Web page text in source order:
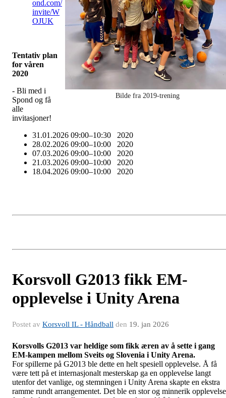
Bilde fra 2019-trening
ond.com/
invite/W
OJUK
Tentativ plan
for våren
2020
- Bli med i
Spond og få
alle
invitasjoner!
31.01.2026 09:00–10:30 2020
28.02.2026 09:00–10:00 2020
07.03.2026 09:00–10:00 2020
21.03.2026 09:00–10:00 2020
18.04.2026 09:00–10:00 2020
Korsvoll G2013 fikk EM-
opplevelse i Unity Arena
Postet av Korsvoll IL - Håndball den 19. jan 2026
Korsvolls G2013 var heldige som fikk æren av å sette i gang
EM-kampen mellom Sveits og Slovenia i Unity Arena.
For spillerne på G2013 ble dette en helt spesiell opplevelse. Å få
være tett på et internasjonalt mesterskap ga en opplevelse langt
utenfor det vanlige, og stemningen i Unity Arena skapte en ekstra
ramme rundt arrangementet. Det ble en stor og minnerik opplevelse